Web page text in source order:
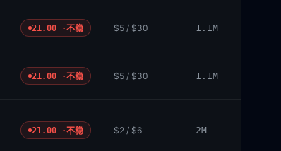
21.00 ·不稳 $5 / $30 1.1M
21.00 ·不稳 $5 / $30 1.1M
21.00 ·不稳 $2 / $6 2M